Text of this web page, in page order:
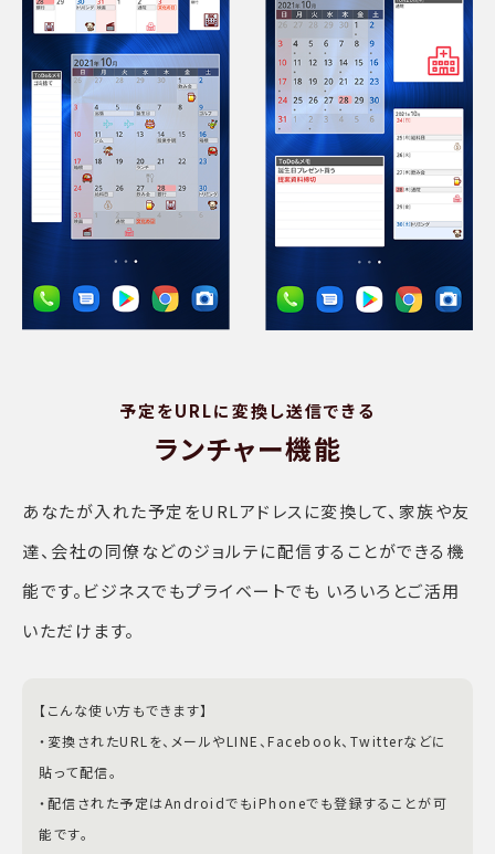
予定をURLに変換し送信できる
ランチャー機能
あなたが入れた予定をURLアドレスに変換して、家族や友
達、会社の同僚などのジョルテに配信することができる機
能です。ビジネスでもプライベートでも いろいろとご活用
いただけます。
【こんな使い方もできます】
・変換されたURLを、メールやLINE、Facebook、Twitterなどに
貼って配信。
・配信された予定はAndroidでもiPhoneでも登録することが可
能です。